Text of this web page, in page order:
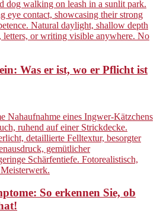
Was er ist, wo er Pflicht ist
So erkennen Sie, ob